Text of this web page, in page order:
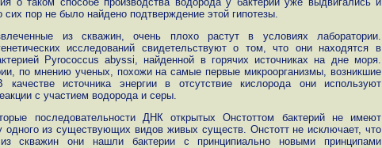
пор не было найдено подтверждение этой гипотезы.
из скважин, очень плохо растут в условиях лаборатории.
исследований свидетельствуют о том, что они находятся в
Pyrococcus abyssi, найденной в горячих источниках на дне моря.
по мнению ученых, похожи на самые первые микроорганизмы, возникшие
источника энергии в отсутствие кислорода они используют
с участием водорода и серы.
последовательности ДНК открытых Онстоттом бактерий не имеют
одного из существующих видов живых существ. Онстотт не исключает, что
скважин они нашли бактерии с принципиально новыми принципами